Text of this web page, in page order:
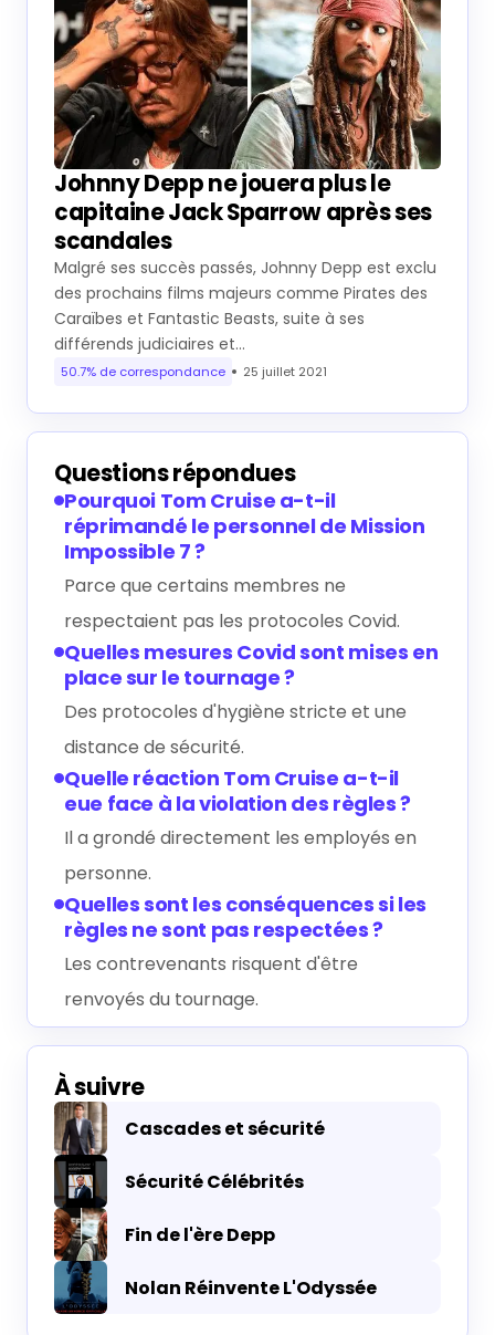
Johnny Depp ne jouera plus le
capitaine Jack Sparrow après ses
scandales
Malgré ses succès passés, Johnny Depp est exclu
des prochains films majeurs comme Pirates des
Caraïbes et Fantastic Beasts, suite à ses
différends judiciaires et…
50.7% de correspondance 25 juillet 2021
Questions répondues
Pourquoi Tom Cruise a-t-il
réprimandé le personnel de Mission
Impossible 7 ?
Parce que certains membres ne
respectaient pas les protocoles Covid.
Quelles mesures Covid sont mises en
place sur le tournage ?
Des protocoles d'hygiène stricte et une
distance de sécurité.
Quelle réaction Tom Cruise a-t-il
eue face à la violation des règles ?
Il a grondé directement les employés en
personne.
Quelles sont les conséquences si les
règles ne sont pas respectées ?
Les contrevenants risquent d'être
renvoyés du tournage.
À suivre
Cascades et sécurité
Sécurité Célébrités
Fin de l'ère Depp
Nolan Réinvente L'Odyssée